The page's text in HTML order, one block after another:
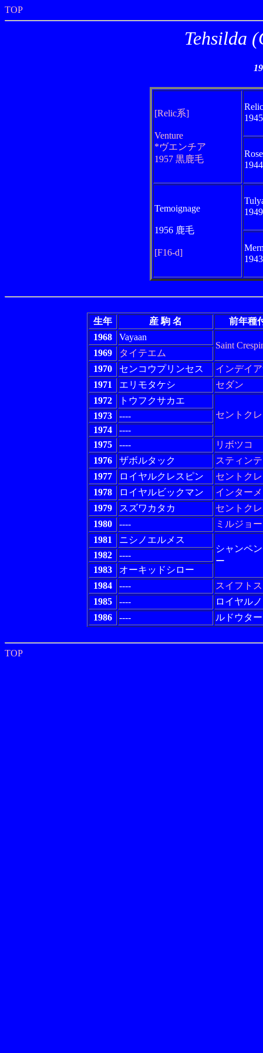
TOP
Tehsilda
[Relic系]
Venture
*ヴエンチア
1957 黒鹿毛
Relic
Temoignage
1956 鹿毛
[F16-d]
生年 産 駒 名
前年種
1968
Vayaan
Saint
1969
タイテエム
1970
センコウプリンセス
インデイ
1971
エリモタケシ
セダン
1972
トウフクサカエ
セントク
1973
----
1974
----
1975
----
リボツコ
1976
ザボルタック
スティン
1977
ロイヤルクレスピン
セントク
1978
ロイヤルビックマン
インター
1979
スズワカタカ
セントク
1980
----
ミルジョ
1981
ニシノエルメス
シャンペ
ー
1982
----
1983
オーキッドシロー
1984
----
スイフト
1985
----
ロイヤル
1986
---- ルドウタ
TOP